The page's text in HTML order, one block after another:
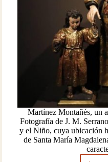
Martínez Montañés, un
Fotografía de J. M.
y el Niño, cuya ubicación
de Santa María